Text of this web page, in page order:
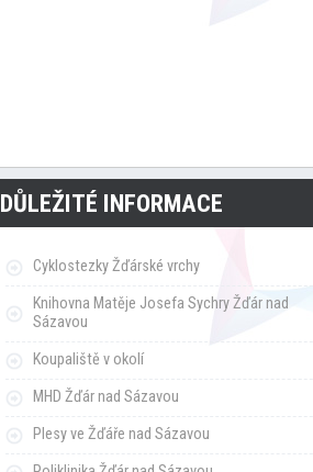
DŮLEŽITÉ INFORMACE
Cyklostezky Žďárské vrchy
Knihovna Matěje Josefa Sychry Žďár nad
Sázavou
Koupaliště v okolí
MHD Žďár nad Sázavou
Plesy ve Žďáře nad Sázavou